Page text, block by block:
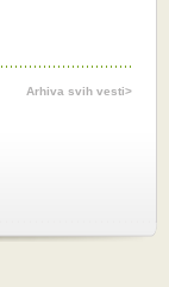
Arhiva svih vesti>